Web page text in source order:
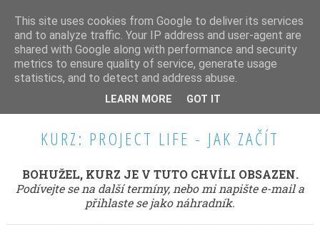
ÚTERÝ 29. PROSINCE 2015
KURZ: PROJECT LIFE - JAK ZAČÍT
BOHUŽEL, KURZ JE V TUTO CHVÍLI OBSAZEN.
Podívejte se na další termíny, nebo mi napište e-mail a
přihlaste se jako náhradník.
This site uses cookies from Google to deliver its services
and to analyze traffic. Your IP address and user-agent are
shared with Google along with performance and security
metrics to ensure quality of service, generate usage
statistics, and to detect and address abuse.
LEARN MORE GOT IT